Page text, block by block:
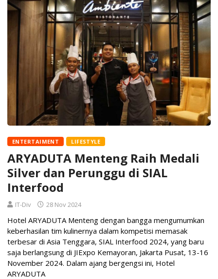
ENTERTAIMENT LIFESTYLE
ARYADUTA Menteng Raih Medali
Silver dan Perunggu di SIAL
Interfood
IT-Div 28 Nov 2024
Hotel ARYADUTA Menteng dengan bangga mengumumkan
keberhasilan tim kulinernya dalam kompetisi memasak
terbesar di Asia Tenggara, SIAL Interfood 2024, yang baru
saja berlangsung di JIExpo Kemayoran, Jakarta Pusat, 13-16
November 2024. Dalam ajang bergengsi ini, Hotel
ARYADUTA